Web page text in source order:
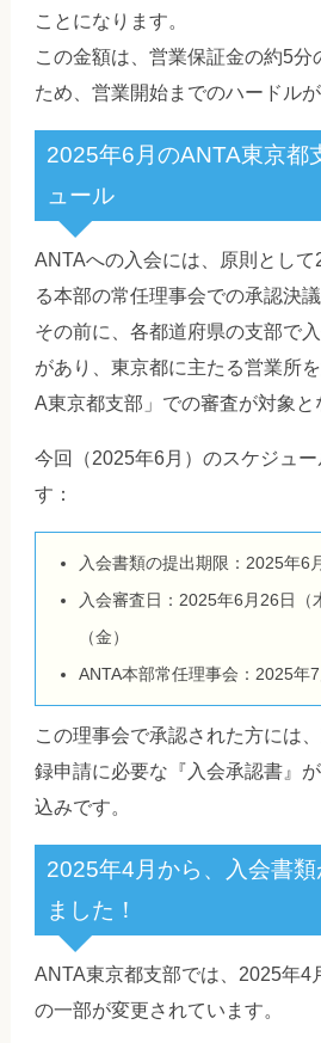
ことになります。
この金額は、営業保証金の約5分
ため、営業開始までのハードル
2025年6月のANTA東京都
ュール
ANTAへの入会には、原則とし
る本部の常任理事会での承認決議
その前に、各都道府県の支部で
があり、東京都に主たる営業所
A東京都支部」での審査が対象と
今回（2025年6月）のスケジュ
す：
入会書類の提出期限：2025年6
入会審査日：2025年6月26日（
（金）
ANTA本部常任理事会：2025年
この理事会で承認された方には
録申請に必要な『入会承認書』
込みです。
2025年4月から、入会書
ました！
ANTA東京都支部では、2025年4
の一部が変更されています。